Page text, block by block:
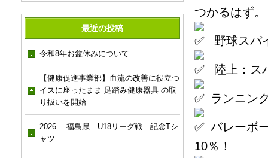
最近の投稿
令和8年お盆休みについて
【健康促進事業部】血流の改善に役立つ
イスに座ったまま 足踏み健康器具 の取
り扱いを開始
2026 福島県 U18リーグ戦 記念Tシ
ャツ
つかるはず。
野球スパ
陸上：ス
ランニン
バレーボ
10％！